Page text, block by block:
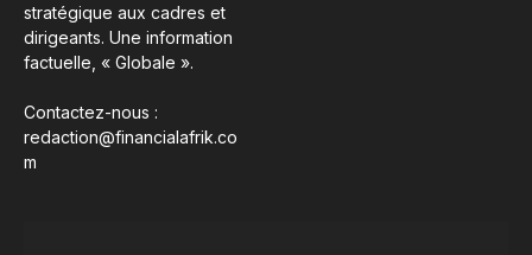
stratégique aux cadres et
dirigeants. Une information
factuelle, « Globale ».
Contactez-nous :
redaction@financialafrik.co
m